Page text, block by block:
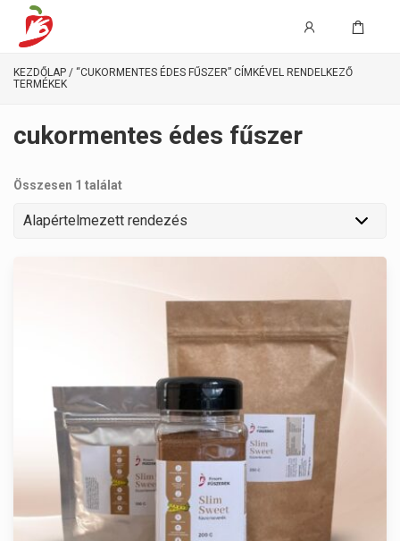
KEZDŐLAP / “CUKORMENTES ÉDES FŰSZER” CÍMKÉVEL RENDELKEZŐ
TERMÉKEK
cukormentes édes fűszer
Összesen 1 találat